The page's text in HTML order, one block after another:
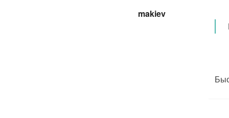
makiev